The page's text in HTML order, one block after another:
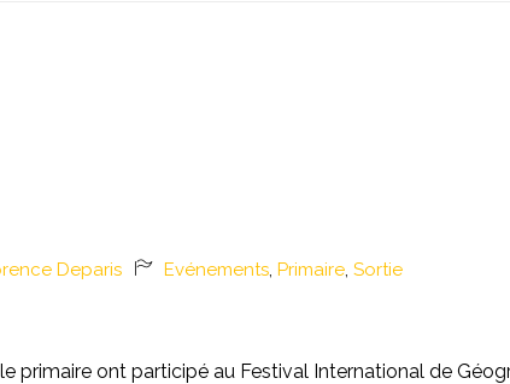
Deparis Evénements, Primaire, Sortie
primaire ont participé au Festival International de